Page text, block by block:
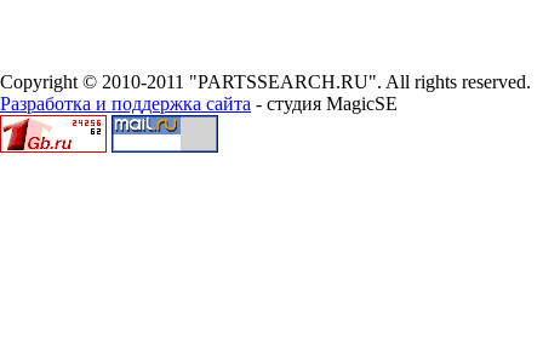
Copyright © 2010-2011 "PARTSSEARCH.RU". All rights reserved.
Разработка и поддержка сайта - студия MagicSE